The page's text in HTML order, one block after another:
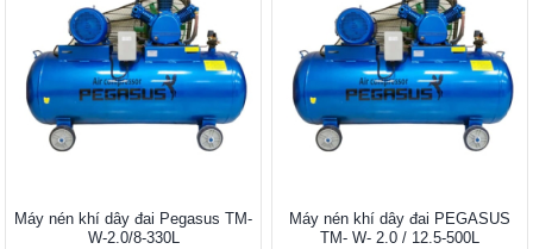
Máy nén khí dây đai Pegasus TM-
W-2.0/8-330L
Máy nén khí dây đai PEGASUS
TM- W- 2.0 / 12.5-500L